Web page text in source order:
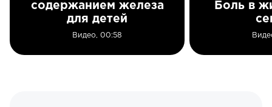
содержанием железа
для детей
Видео, 00:58
Боль в